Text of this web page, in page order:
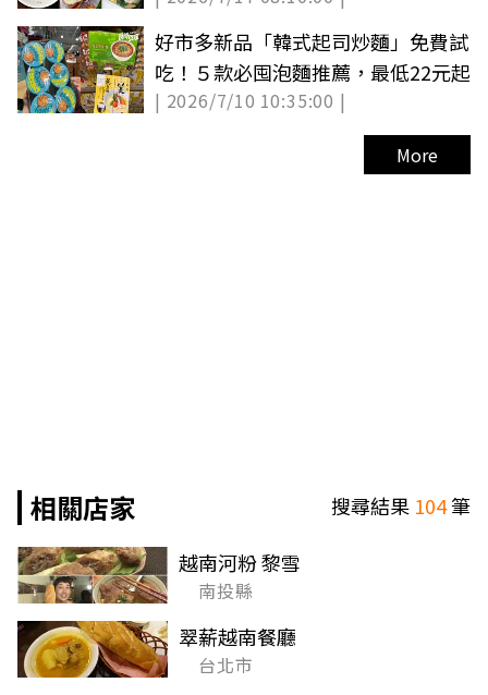
好市多新品「韓式起司炒麵」免費試
吃！５款必囤泡麵推薦，最低22元起
| 2026/7/10 10:35:00 |
More
相關店家 搜尋結果 104筆
越南河粉 黎雪
南投縣
翠薪越南餐廳
台北市